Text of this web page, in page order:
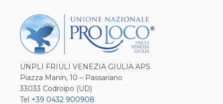
UNPLI FRIULI VENEZIA GIULIA APS
Piazza Manin, 10 – Passariano
33033 Codroipo (UD)
Tel +39 0432 900908